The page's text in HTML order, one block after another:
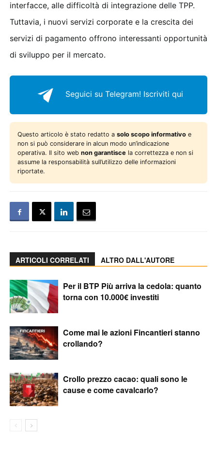
interfacce, alle difficoltà di integrazione delle TPP.
Tuttavia, i nuovi servizi corporate e la crescita dei
servizi di pagamento offrono interessanti opportunità
di sviluppo per il mercato.
Seguici su Telegram! Iscriviti qui
Questo articolo è stato redatto a solo scopo informativo e
non si può considerare in alcun modo un’indicazione
operativa. Il sito web non garantisce la correttezza e non si
assume la responsabilità sull’utilizzo delle informazioni
riportate.
ARTICOLI CORRELATI ALTRO DALL'AUTORE
Per il BTP Più arriva la cedola: quanto
torna con 10.000€ investiti
Come mai le azioni Fincantieri stanno
crollando?
Crollo prezzo cacao: quali sono le
cause e come cavalcarlo?